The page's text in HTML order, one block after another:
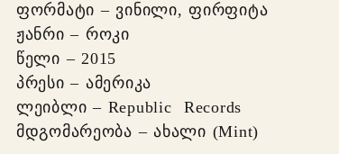
ფორმატი – ვინილი, ფირფიტა
ჟანრი – როკი
წელი – 2015
პრესი – ამერიკა
ლეიბლი – Republic Records
მდგომარეობა – ახალი (Mint)